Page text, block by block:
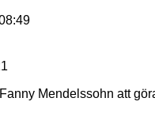
Mendelssohn att